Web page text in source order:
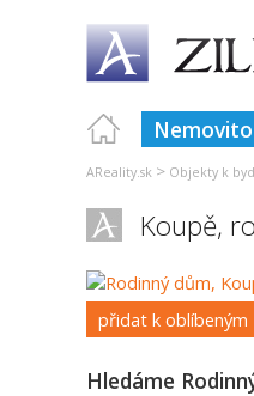
AReality.sk > Objekty k
Koupě,
přidat k oblíbeným
Hledáme